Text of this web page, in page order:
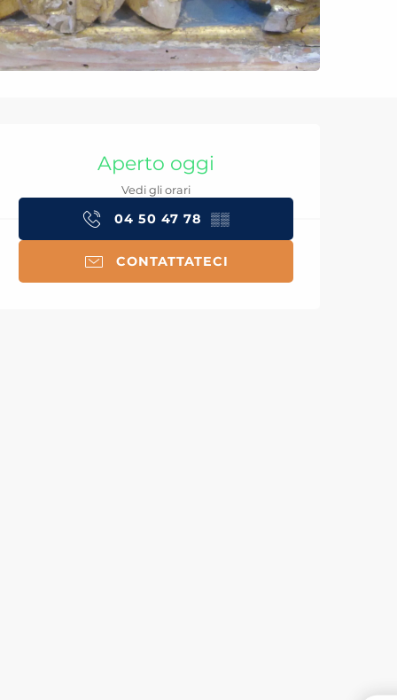
Orari e contatti
Aperto oggi
Vedi gli orari
04 50 47 78 ▒▒
CONTATTATECI